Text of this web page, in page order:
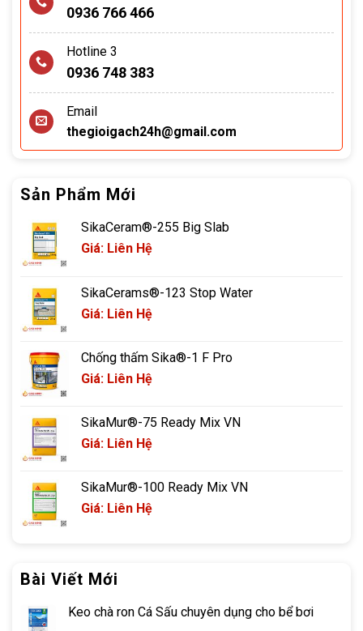
0936 766 466
Hotline 3
0936 748 383
Email
thegioigach24h@gmail.com
Sản Phẩm Mới
SikaCeram®-255 Big Slab
Giá: Liên Hệ
SikaCerams®-123 Stop Water
Giá: Liên Hệ
Chống thấm Sika®-1 F Pro
Giá: Liên Hệ
SikaMur®-75 Ready Mix VN
Giá: Liên Hệ
SikaMur®-100 Ready Mix VN
Giá: Liên Hệ
Bài Viết Mới
Keo chà ron Cá Sấu chuyên dụng cho bể bơi